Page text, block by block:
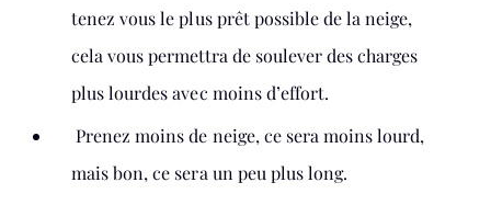
tenez vous le plus prêt possible de la neige,
cela vous permettra de soulever des charges
plus lourdes avec moins d’effort.
Prenez moins de neige, ce sera moins lourd,
mais bon, ce sera un peu plus long.